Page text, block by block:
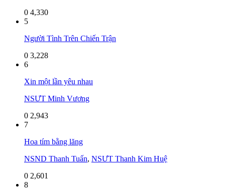
0 4,330
5
Người Tình Trên Chiến Trận
0 3,228
6
Xin một lần yêu nhau
NSƯT Minh Vương
0 2,943
7
Hoa tím bằng lăng
NSND Thanh Tuấn, NSƯT Thanh Kim Huệ
0 2,601
8